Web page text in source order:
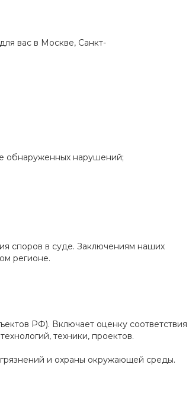
вас в Москве, Санкт-
обнаруженных нарушений;
споров в суде. Заключениям наших
регионе.
РФ). Включает оценку соответствия
техники, проектов.
и охраны окружающей среды.